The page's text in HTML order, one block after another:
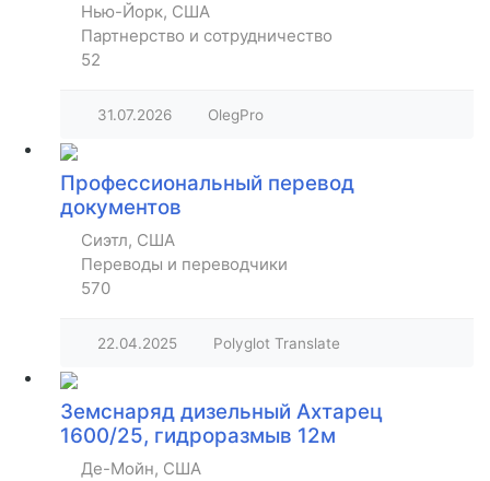
Нью-Йорк, США
Партнерство и сотрудничество
52
31.07.2026 OlegPro
Профессиональный перевод
документов
Сиэтл, США
Переводы и переводчики
570
22.04.2025 Polyglot Translate
Земснаряд дизельный Ахтарец
1600/25, гидроразмыв 12м
Де-Мойн, США